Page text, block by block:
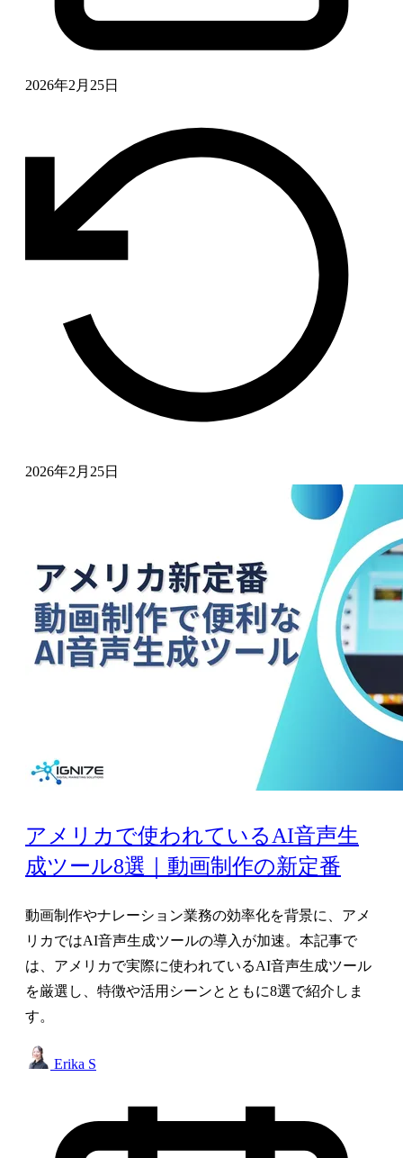
2026年2月25日
2026年2月25日
アメリカで使われているAI音声生
成ツール8選｜動画制作の新定番
動画制作やナレーション業務の効率化を背景に、アメ
リカではAI音声生成ツールの導入が加速。本記事で
は、アメリカで実際に使われているAI音声生成ツール
を厳選し、特徴や活用シーンとともに8選で紹介しま
す。
Erika S